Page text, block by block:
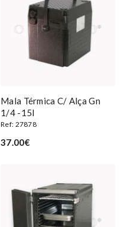
Mala Térmica C/ Alça Gn
1/4 -15l
Ref: 27878
37.00€